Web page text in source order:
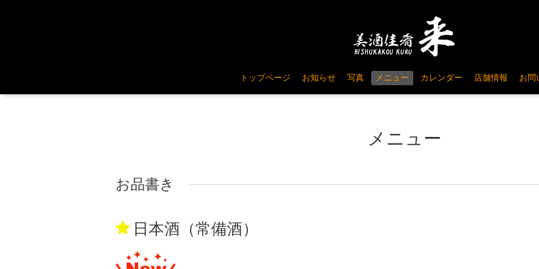
トップページ お知らせ 写真 メニュー カレンダー 店舗情報 お問
メニュー
お品書き
日本酒（常備酒）